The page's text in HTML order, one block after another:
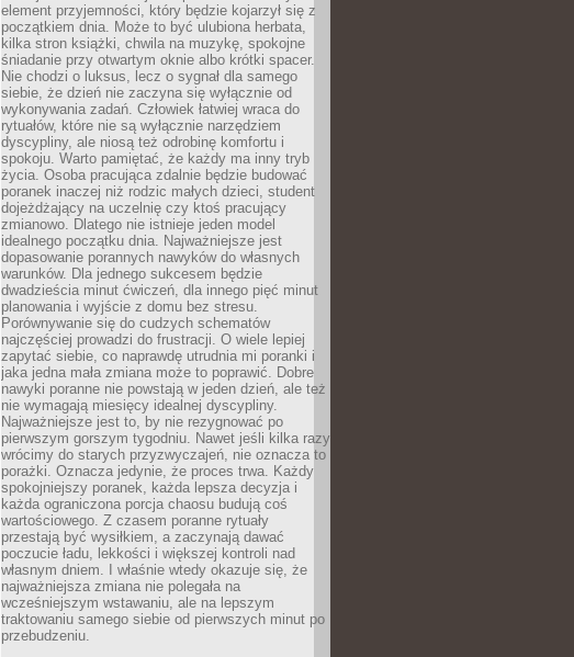
element przyjemności, który będzie kojarzył się z
początkiem dnia. Może to być ulubiona herbata,
kilka stron książki, chwila na muzykę, spokojne
śniadanie przy otwartym oknie albo krótki spacer.
Nie chodzi o luksus, lecz o sygnał dla samego
siebie, że dzień nie zaczyna się wyłącznie od
wykonywania zadań. Człowiek łatwiej wraca do
rytuałów, które nie są wyłącznie narzędziem
dyscypliny, ale niosą też odrobinę komfortu i
spokoju. Warto pamiętać, że każdy ma inny tryb
życia. Osoba pracująca zdalnie będzie budować
poranek inaczej niż rodzic małych dzieci, student
dojeżdżający na uczelnię czy ktoś pracujący
zmianowo. Dlatego nie istnieje jeden model
idealnego początku dnia. Najważniejsze jest
dopasowanie porannych nawyków do własnych
warunków. Dla jednego sukcesem będzie
dwadzieścia minut ćwiczeń, dla innego pięć minut
planowania i wyjście z domu bez stresu.
Porównywanie się do cudzych schematów
najczęściej prowadzi do frustracji. O wiele lepiej
zapytać siebie, co naprawdę utrudnia mi poranki i
jaka jedna mała zmiana może to poprawić. Dobre
nawyki poranne nie powstają w jeden dzień, ale też
nie wymagają miesięcy idealnej dyscypliny.
Najważniejsze jest to, by nie rezygnować po
pierwszym gorszym tygodniu. Nawet jeśli kilka razy
wrócimy do starych przyzwyczajeń, nie oznacza to
porażki. Oznacza jedynie, że proces trwa. Każdy
spokojniejszy poranek, każda lepsza decyzja i
każda ograniczona porcja chaosu budują coś
wartościowego. Z czasem poranne rytuały
przestają być wysiłkiem, a zaczynają dawać
poczucie ładu, lekkości i większej kontroli nad
własnym dniem. I właśnie wtedy okazuje się, że
najważniejsza zmiana nie polegała na
wcześniejszym wstawaniu, ale na lepszym
traktowaniu samego siebie od pierwszych minut po
przebudzeniu.